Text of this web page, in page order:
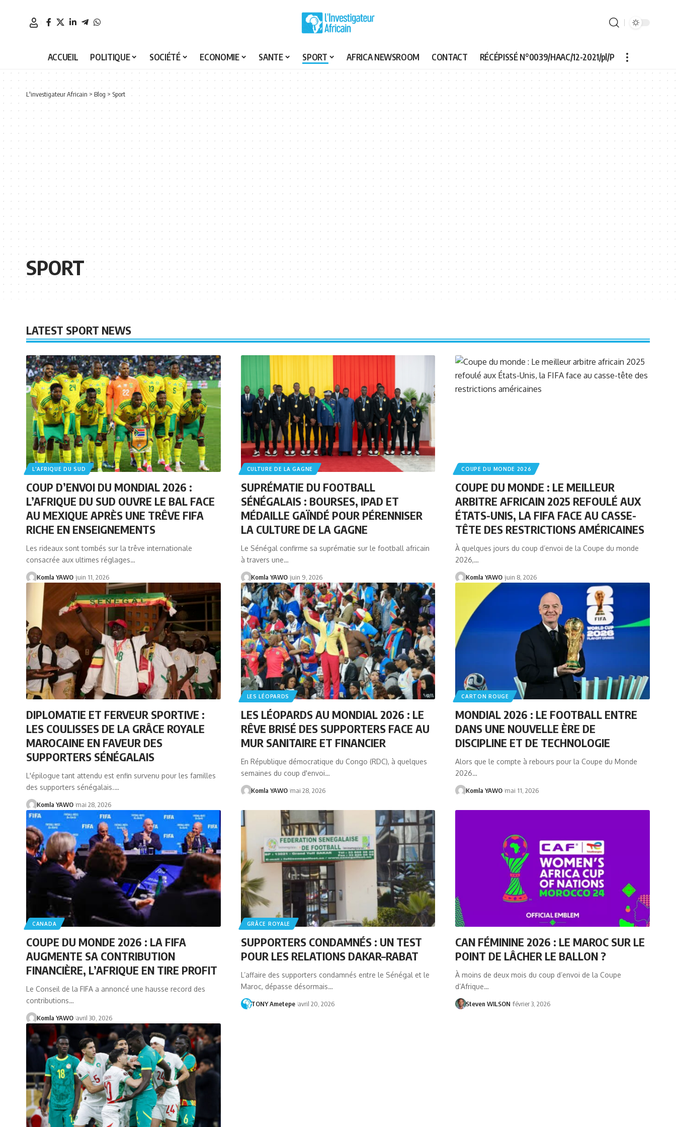
ACCUEIL POLITIQUE SOCIÉTÉ ECONOMIE SANTE SPORT AFRICA NEWSROOM CONTACT RÉCÉPISSÉ N°0039/HAAC/12-2021/pl/P
L'investigateur Africain >Blog > Sport
SPORT
LATEST SPORT NEWS
L'AFRIQUE DU SUD
COUP D’ENVOI DU MONDIAL 2026 :
L’AFRIQUE DU SUD OUVRE LE BAL FACE
AU MEXIQUE APRÈS UNE TRÊVE FIFA
RICHE EN ENSEIGNEMENTS
Les rideaux sont tombés sur la trêve internationale
consacrée aux ultimes réglages…
Komla YAWO juin 11, 2026
CULTURE DE LA GAGNE
SUPRÉMATIE DU FOOTBALL
SÉNÉGALAIS : BOURSES, IPAD ET
MÉDAILLE GAÏNDÉ POUR PÉRENNISER
LA CULTURE DE LA GAGNE
Le Sénégal confirme sa suprématie sur le football africain
à travers une…
Komla YAWO juin 9, 2026
COUPE DU MONDE 2026
COUPE DU MONDE : LE MEILLEUR
ARBITRE AFRICAIN 2025 REFOULÉ AUX
ÉTATS-UNIS, LA FIFA FACE AU CASSE-
TÊTE DES RESTRICTIONS AMÉRICAINES
À quelques jours du coup d’envoi de la Coupe du monde
2026,…
Komla YAWO juin 8, 2026
DIPLOMATIE ET FERVEUR SPORTIVE :
LES COULISSES DE LA GRÂCE ROYALE
MAROCAINE EN FAVEUR DES
SUPPORTERS SÉNÉGALAIS
L'épilogue tant attendu est enfin survenu pour les familles
des supporters sénégalais.…
Komla YAWO mai 28, 2026
LES LÉOPARDS
LES LÉOPARDS AU MONDIAL 2026 : LE
RÊVE BRISÉ DES SUPPORTERS FACE AU
MUR SANITAIRE ET FINANCIER
En République démocratique du Congo (RDC), à quelques
semaines du coup d'envoi…
Komla YAWO mai 28, 2026
CARTON ROUGE
MONDIAL 2026 : LE FOOTBALL ENTRE
DANS UNE NOUVELLE ÈRE DE
DISCIPLINE ET DE TECHNOLOGIE
Alors que le compte à rebours pour la Coupe du Monde
2026…
Komla YAWO mai 11, 2026
CANADA
COUPE DU MONDE 2026 : LA FIFA
AUGMENTE SA CONTRIBUTION
FINANCIÈRE, L’AFRIQUE EN TIRE PROFIT
Le Conseil de la FIFA a annoncé une hausse record des
contributions…
Komla YAWO avril 30, 2026
GRÂCE ROYALE
SUPPORTERS CONDAMNÉS : UN TEST
POUR LES RELATIONS DAKAR–RABAT
L’affaire des supporters condamnés entre le Sénégal et le
Maroc, dépasse désormais…
TONY Ametepe avril 20, 2026
CAN FÉMININE 2026 : LE MAROC SUR LE
POINT DE LÂCHER LE BALLON ?
À moins de deux mois du coup d’envoi de la Coupe
d’Afrique…
Steven WILSON février 3, 2026